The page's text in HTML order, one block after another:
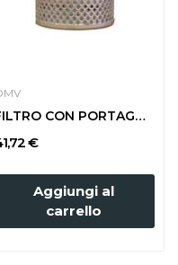
FILTRO CON PORTAGOMMA diam. 120
€
Aggiungi al
carrello